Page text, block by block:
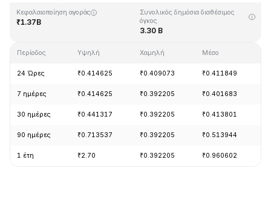
Κεφαλαιοποίηση αγοράς
₹1.37B
Συνολικός δημόσια διαθέσιμος
όγκος
3.30 B
Περίοδος Υψηλή Χαμηλή Μέσο
24 Ώρες ₹0.414625 ₹0.409073 ₹0.411849
7 ημέρες ₹0.414625 ₹0.392205 ₹0.401683
30 ημέρες ₹0.441317 ₹0.392205 ₹0.413801
90 ημέρες ₹0.713537 ₹0.392205 ₹0.513944
1 έτη ₹2.70 ₹0.392205 ₹0.960602